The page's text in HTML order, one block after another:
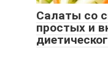
Салаты со
простых и